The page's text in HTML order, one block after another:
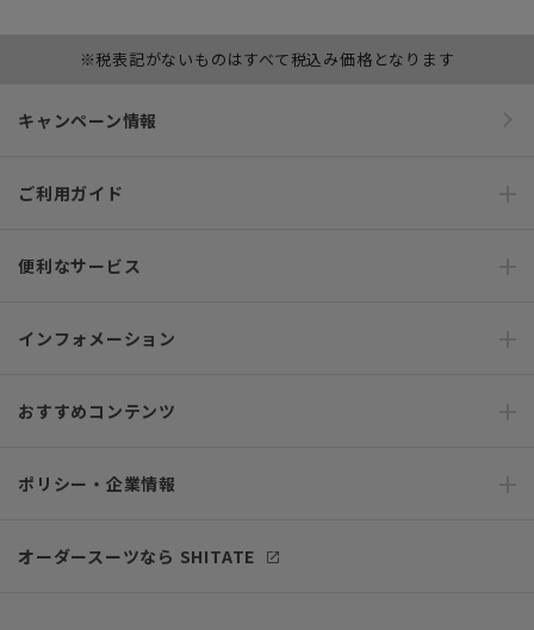
※税表記がないものはすべて税込み価格となります
キャンペーン情報
ご利用ガイド
便利なサービス
インフォメーション
おすすめコンテンツ
ポリシー・企業情報
オーダースーツなら SHITATE